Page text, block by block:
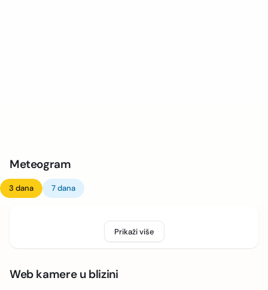
Meteogram
3 dana 7 dana
Prikaži više
Web kamere u blizini